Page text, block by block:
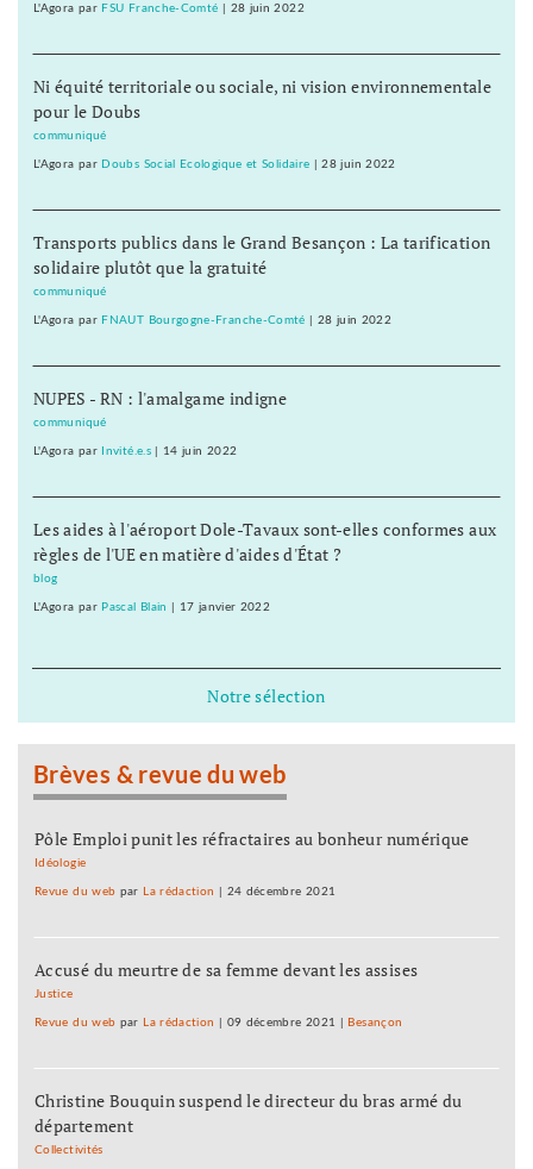
L'Agora par FSU Franche-Comté 28 juin 2022
Ni équité territoriale ou sociale, ni vision environnementale
pour le Doubs
communiqué
L'Agora par Doubs Social Ecologique et Solidaire |28 juin 2022
Transports publics dans le Grand Besançon : La tarification
solidaire plutôt que la gratuité
communiqué
L'Agora par FNAUT Bourgogne-Franche-Comté 28 juin 2022
NUPES - RN : l'amalgame indigne
communiqué
L'Agora par Invité.e.s| 14 juin 2022
Les aides à l'aéroport Dole-Tavaux sont-elles conformes aux
règles de l'UE en matière d'aides d'État ?
blog
L'Agora par Pascal Blain 17 janvier 2022
Notre sélection
Brèves & revue du web
Pôle Emploi punit les réfractaires au bonheur numérique
Idéologie
Revue du web par La rédaction 24 décembre 2021
Accusé du meurtre de sa femme devant les assises
Justice
Revue du web par La rédaction 09 décembre 2021 Besançon
Christine Bouquin suspend le directeur du bras armé du
département
Collectivités